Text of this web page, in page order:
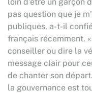
loin d’être un garçon
pas question que je
publiques, a-t-il
français récemment.
conseiller ou dire la
message clair pour
de chanter son
la gouvernance est